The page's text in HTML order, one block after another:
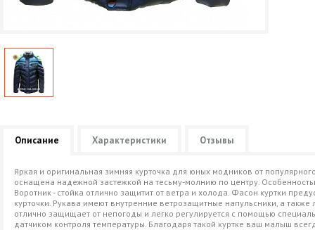
Описание Характеристики Отзывы
Яркая и оригинальная зимняя курточка для юных модников от
оснащена надежной застежкой на тесьму-молнию по центру.
Воротник - стойка отлично защитит от ветра и холода. Фасон куртки
курточки. Рукава имеют внутренние ветрозащитные напульсники, а
отлично защищает от непогоды и легко регулируется с помощью
датчиком контроля температуры. Благодаря такой куртке ваш малыш